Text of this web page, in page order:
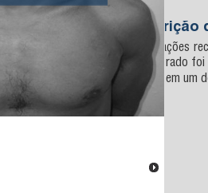
Silva
Descrição
Informações
o procurado
recluso em